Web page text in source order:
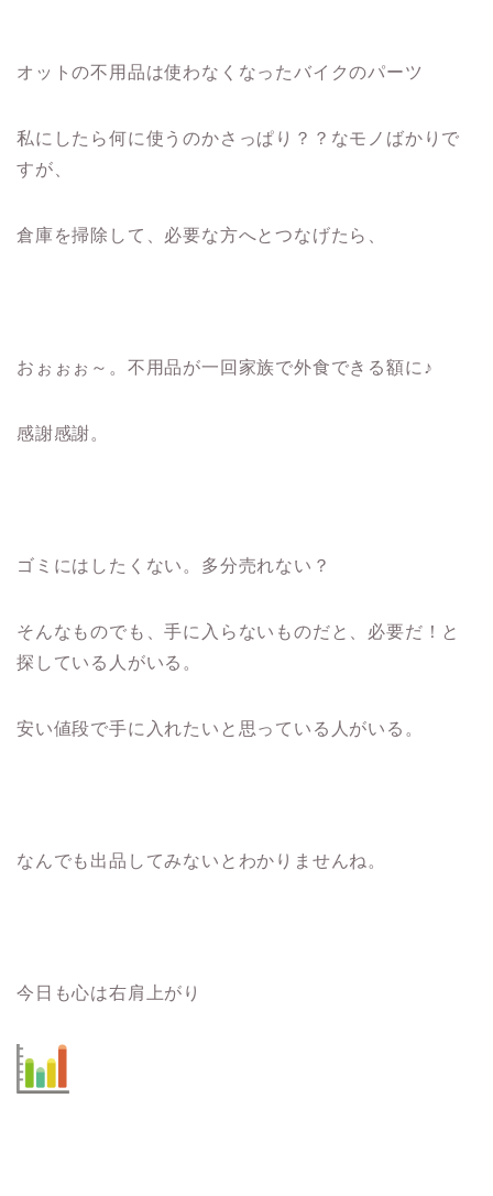
オットの不用品は使わなくなったバイクのパーツ
私にしたら何に使うのかさっぱり？？なモノばかりで
すが、
倉庫を掃除して、必要な方へとつなげたら、
おぉぉぉ～。不用品が一回家族で外食できる額に♪
感謝感謝。
ゴミにはしたくない。多分売れない？
そんなものでも、手に入らないものだと、必要だ！と
探している人がいる。
安い値段で手に入れたいと思っている人がいる。
なんでも出品してみないとわかりませんね。
今日も心は右肩上がり